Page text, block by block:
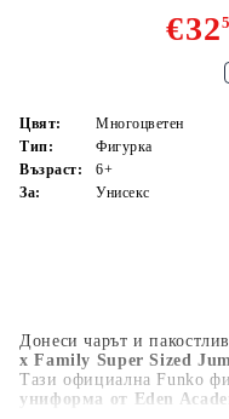
€32
Донеси чарът и
x Family Super Sized
Тази официална Funko
униформа от Eden
Цвят:
Многоцветен
Тип:
Фигурка
Възраст:
6+
За:
Унисекс